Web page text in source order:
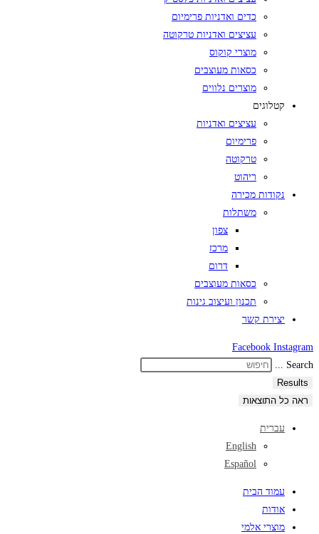
כדים ואדניות פרימיום
עציצים ואדניות טרקוטה
מוצרי קוקוס
כסאות מעוצבים
מוצרים נלווים
קטלוגים
עציצים ואדניות
פרימיום
טרקוטה
ריהוט
נקודות מכירה
משתלות
צפון
מרכז
דרום
כסאות מעוצבים
תכנון ועיצוב גינות
יצירת קשר
Facebook Instagram
Search ...
Results
ראה כל התוצאות
עברית
English
Español
עמוד הבית
אודות
מוצרי אלמי